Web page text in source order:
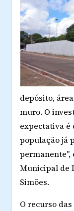
depósito,
muro. O
expectativa é
população já
Municipal de
Simões.
O recurso